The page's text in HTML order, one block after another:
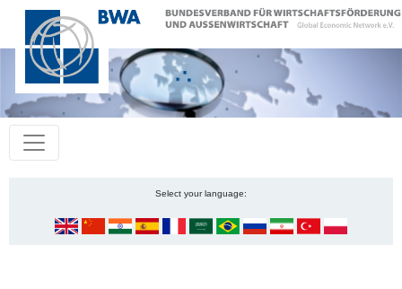
Select your language: